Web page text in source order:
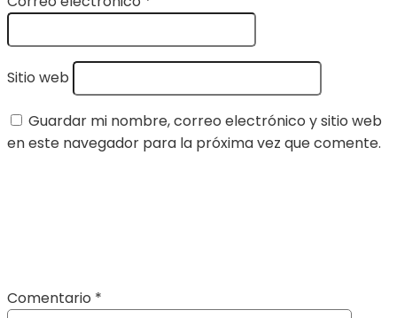
Sitio web
Guardar mi nombre, correo electrónico y sitio web
en este navegador para la próxima vez que comente.
Comentario *